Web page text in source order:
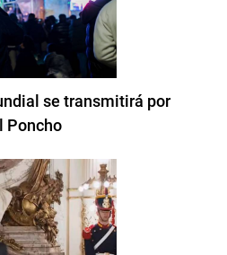
se transmitirá por
Poncho